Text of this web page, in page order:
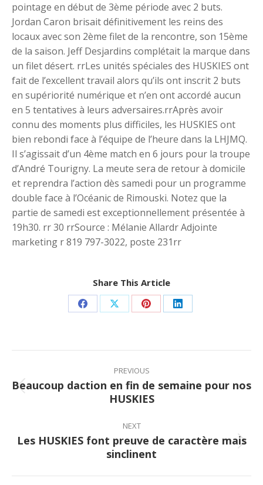
pointage en début de 3ème période avec 2 buts.
Jordan Caron brisait définitivement les reins des
locaux avec son 2ème filet de la rencontre, son 15ème
de la saison. Jeff Desjardins complétait la marque dans
un filet désert. rrLes unités spéciales des HUSKIES ont
fait de l’excellent travail alors qu’ils ont inscrit 2 buts
en supériorité numérique et n’en ont accordé aucun
en 5 tentatives à leurs adversaires.rrAprès avoir
connu des moments plus difficiles, les HUSKIES ont
bien rebondi face à l’équipe de l’heure dans la LHJMQ.
Il s’agissait d’un 4ème match en 6 jours pour la troupe
d’André Tourigny. La meute sera de retour à domicile
et reprendra l’action dès samedi pour un programme
double face à l’Océanic de Rimouski. Notez que la
partie de samedi est exceptionnellement présentée à
19h30. rr 30 rrSource : Mélanie Allardr Adjointe
marketing r 819 797-3022, poste 231rr
Share This Article
Share
Facebook
Share
X
Share
Pinterest
Share
LinkedIn
navigation
PREVIOUS
Previous
post:
Beaucoup daction en fin de semaine pour nos
HUSKIES
NEXT
Next
post:
Les HUSKIES font preuve de caractère mais
sinclinent